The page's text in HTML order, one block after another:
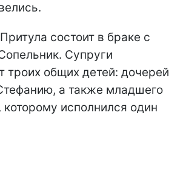
состоит в браке с
Супруги
троих общих детей: дочерей
а также младшего
исполнился один